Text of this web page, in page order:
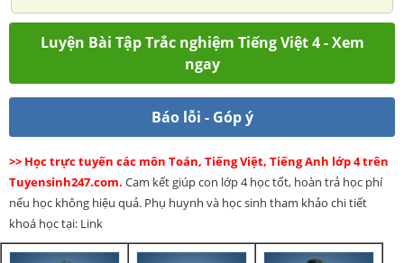
Luyện Bài Tập Trắc nghiệm Tiếng Việt 4 - Xem
ngay
Báo lỗi - Góp ý
>> Học trực tuyến các môn Toán, Tiếng Việt, Tiếng Anh lớp 4 trên
Tuyensinh247.com. Cam kết giúp con lớp 4 học tốt, hoàn trả học phí
nếu học không hiệu quả. Phụ huynh và học sinh tham khảo chi tiết
khoá học tại: Link